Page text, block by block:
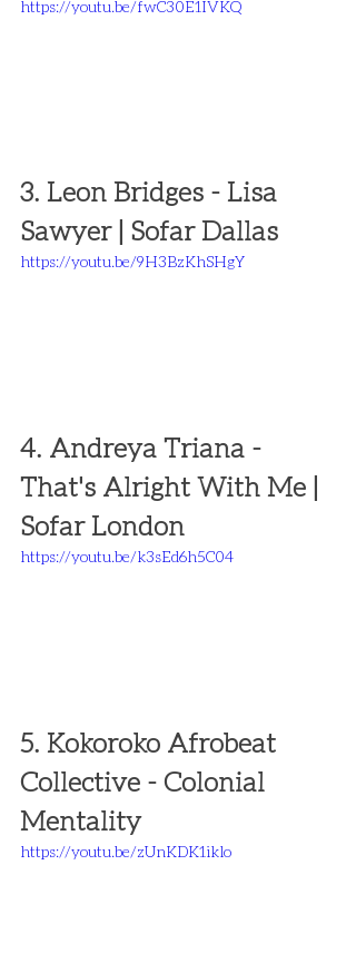
https://youtu.be/fwC30E1IVKQ
3. Leon Bridges - Lisa
Sawyer | Sofar Dallas
https://youtu.be/9H3BzKhSHgY
4. Andreya Triana -
That's Alright With Me |
Sofar London
https://youtu.be/k3sEd6h5C04
5. Kokoroko Afrobeat
Collective - Colonial
Mentality
https://youtu.be/zUnKDK1iklo